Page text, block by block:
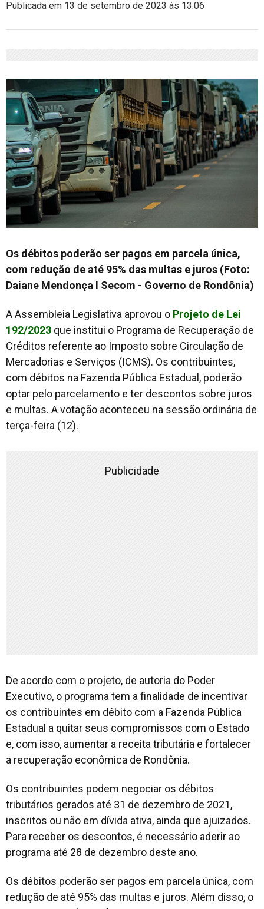
Publicada em 13 de setembro de 2023 às 13:06
Os débitos poderão ser pagos em parcela única,
com redução de até 95% das multas e juros (Foto:
Daiane Mendonça I Secom - Governo de Rondônia)
A Assembleia Legislativa aprovou o Projeto de Lei
192/2023 que institui o Programa de Recuperação de
Créditos referente ao Imposto sobre Circulação de
Mercadorias e Serviços (ICMS). Os contribuintes,
com débitos na Fazenda Pública Estadual, poderão
optar pelo parcelamento e ter descontos sobre juros
e multas. A votação aconteceu na sessão ordinária de
terça-feira (12).
Publicidade
De acordo com o projeto, de autoria do Poder
Executivo, o programa tem a finalidade de incentivar
os contribuintes em débito com a Fazenda Pública
Estadual a quitar seus compromissos com o Estado
e, com isso, aumentar a receita tributária e fortalecer
a recuperação econômica de Rondônia.
Os contribuintes podem negociar os débitos
tributários gerados até 31 de dezembro de 2021,
inscritos ou não em dívida ativa, ainda que ajuizados.
Para receber os descontos, é necessário aderir ao
programa até 28 de dezembro deste ano.
Os débitos poderão ser pagos em parcela única, com
redução de até 95% das multas e juros. Além disso, o